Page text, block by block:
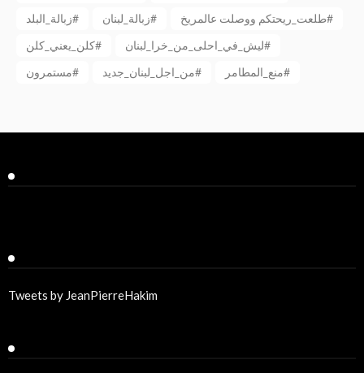
زبالة_البلد#
زبالة_لبنان#
طلعت_ريحتكم ووصلت عالمريخ#
كلن_يعني_كلن#
ليش_في_احلى_من_خرا_لبنان#
مستمرون#
من_اجل_لبنان_جديد# منع_المطامر#
Tweets by JeanPierreHakim